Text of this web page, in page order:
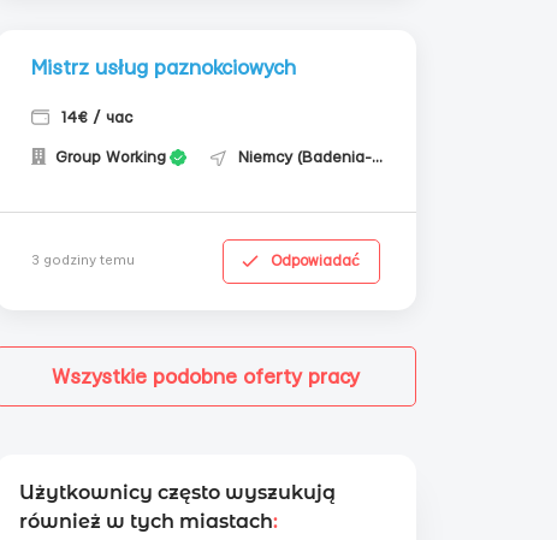
Mistrz usług paznokciowych
14€ / час
Group Working Niemcy (Badenia-Wirtembergia)
3 godziny temu Odpowiadać
Wszystkie podobne oferty pracy
Użytkownicy często wyszukują
również w tych miastach: